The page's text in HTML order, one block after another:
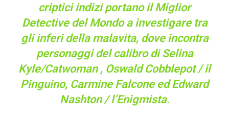
criptici indizi portano il Miglior
Detective del Mondo a investigare tra
gli inferi della malavita, dove incontra
personaggi del calibro di Selina
Kyle/Catwoman , Oswald Cobblepot / il
Pinguino, Carmine Falcone ed Edward
Nashton / l’Enigmista.